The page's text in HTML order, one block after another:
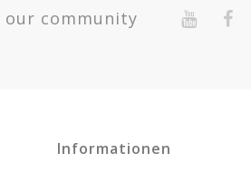
our community
Informationen